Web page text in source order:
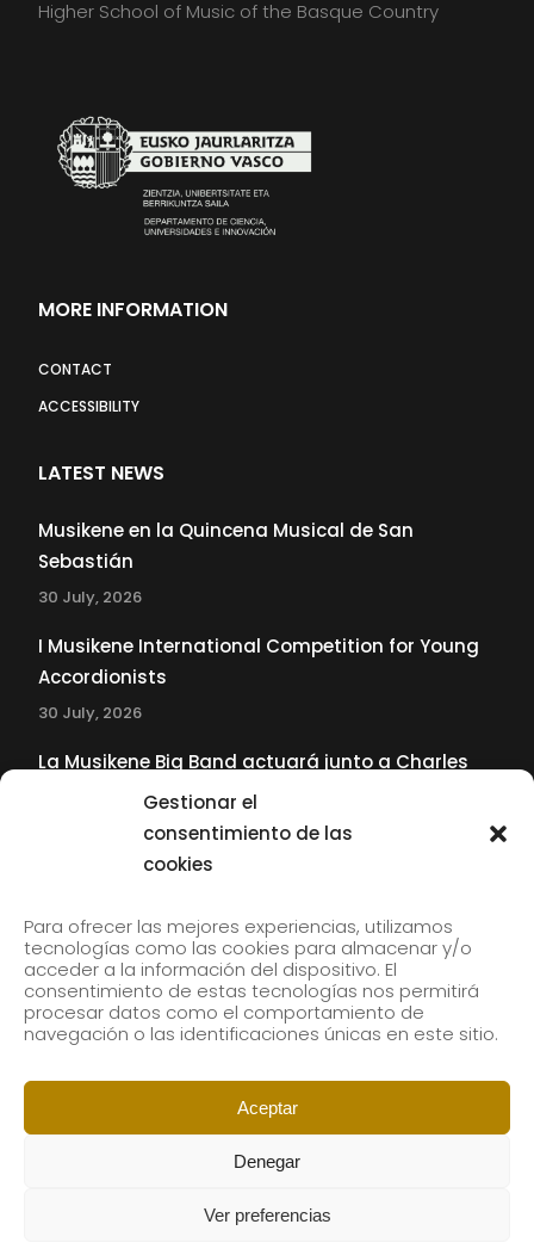
Gestionar el
consentimiento de las
cookies
Para ofrecer las mejores experiencias, utilizamos
tecnologías como las cookies para almacenar y/o
acceder a la información del dispositivo. El
consentimiento de estas tecnologías nos permitirá
procesar datos como el comportamiento de
navegación o las identificaciones únicas en este sitio.
Aceptar
Denegar
Ver preferencias
Higher School of Music of the Basque Country
MORE INFORMATION
CONTACT
ACCESSIBILITY
LATEST NEWS
Musikene en la Quincena Musical de San
Sebastián
30 July, 2026
I Musikene International Competition for Young
Accordionists
30 July, 2026
La Musikene Big Band actuará junto a Charles
Tolliver en el 61 Jazzaldia
Subscribe to our newsletter to receive our news by
email.